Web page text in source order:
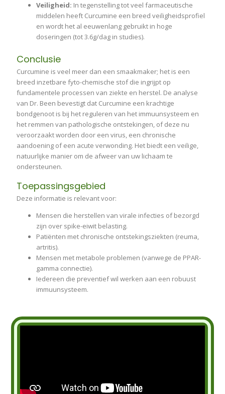
Veiligheid: In tegenstelling tot veel farmaceutische
middelen heeft Curcumine een breed veiligheidsprofiel
en wordt het al eeuwenlang gebruikt in hoge
doseringen (tot 3.6g/dag in studies).
Conclusie
Curcumine is veel meer dan een smaakmaker; het is een
breed inzetbare fyto-chemische stof die ingrijpt op
fundamentele processen van ziekte en herstel. De analyse
van Dr. Been bevestigt dat Curcumine een krachtige
bondgenoot is bij het reguleren van het immuunsysteem en
het remmen van pathologische ontstekingen, of deze nu
veroorzaakt worden door een virus, een chronische
aandoening of een acute verwonding. Het biedt een veilige,
natuurlijke manier om de afweer van uw lichaam te
ondersteunen.
Toepassingsgebied
Deze informatie is relevant voor:
Mensen die herstellen van virale infecties of bezorgd
zijn over spike-eiwit belasting.
Patiënten met chronische ontstekingsziekten (reuma,
artritis).
Mensen met metabole problemen (vanwege de PPAR-
gamma connectie).
Iedereen die preventief wil werken aan een robuust
immuunsysteem.